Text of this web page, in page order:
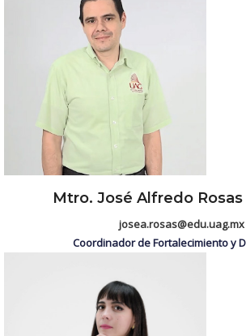
Mtro. José Alfredo
josea.rosas@edu.uag.mx
Coordinador de Fortalecimiento y